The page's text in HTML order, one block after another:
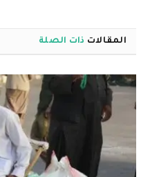
المقالات ذات الصلة